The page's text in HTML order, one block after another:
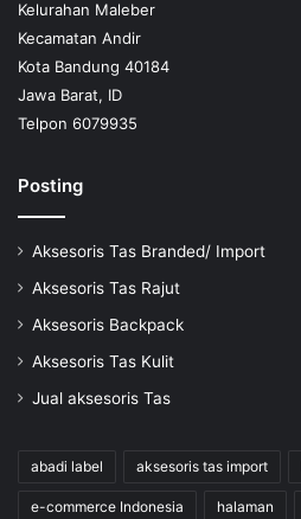
Kelurahan Maleber
Kecamatan Andir
Kota Bandung 40184
Jawa Barat, ID
Telpon 6079935
Posting
Aksesoris Tas Branded/ Import
Aksesoris Tas Rajut
Aksesoris Backpack
Aksesoris Tas Kulit
Jual aksesoris Tas
abadi label aksesoris tas import
e-commerce Indonesia halaman